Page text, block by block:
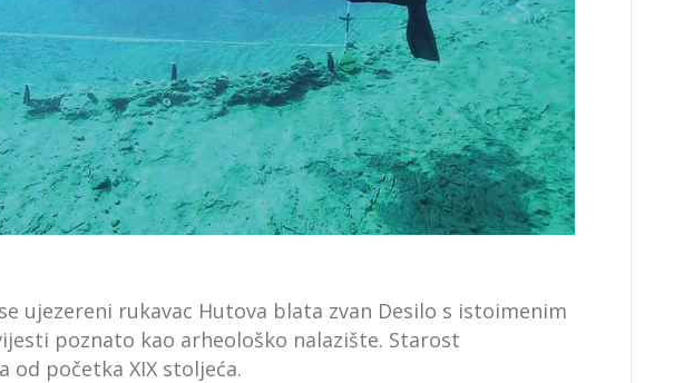
ujezereni rukavac Hutova blata zvan Desilo s istoimenim
poznato kao arheološko nalazište. Starost
od početka XIX stoljeća.